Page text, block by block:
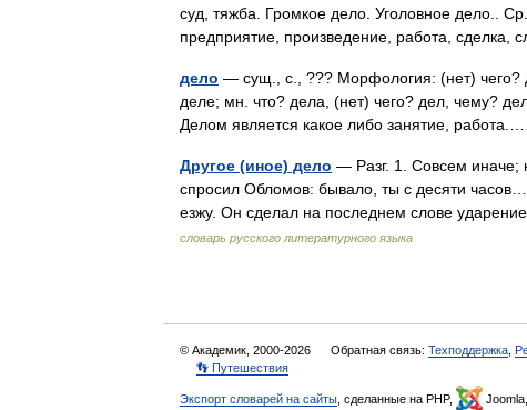
суд, тяжба. Громкое дело. Уголовное дело..
предприятие, произведение, работа, сделка,
дело — сущ., с., ??? Морфология: (нет) чего?
деле; мн. что? дела, (нет) чего? дел, чему?
Делом является какое либо занятие,
Другое (иное) дело — Разг. 1. Совсем иначе;
спросил Обломов: бывало, ты с десяти
езжу. Он сделал на последнем слове
словарь русского литературного языка
© Академик, 2000-2026 Обратная связь: Техподдержка
👣 Путешествия
Экспорт словарей на сайты , сделанные на PHP, Joomla,